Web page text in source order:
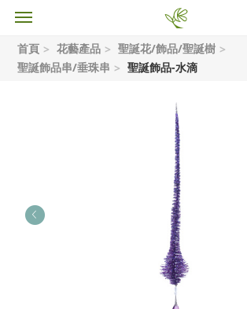
首頁 花藝產品
聖誕花/飾品/聖誕樹
聖誕飾品串/垂珠串
聖誕飾品-水滴